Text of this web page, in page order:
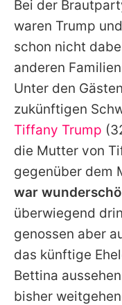
Bei der
waren Trump
schon nicht
anderen
Unter den
zukünftigen
Tiffany Trump
die Mutter von
gegenüber dem
war
überwiegend
genossen aber
das künftige
Bettina
bisher